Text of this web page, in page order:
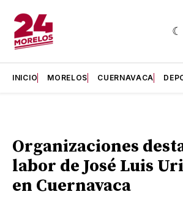
INICIO MORELOS CUERNAVACA
Organizaciones
labor de José Luis
en Cuernavaca